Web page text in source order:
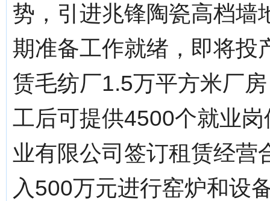
势，引进兆锋陶瓷高档墙
期准备工作就绪，即将投
赁毛纺厂1.5万平方米厂
工后可提供4500个就业
业有限公司签订租赁经营
入500万元进行窑炉和设